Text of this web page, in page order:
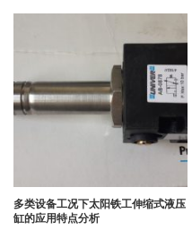
多类设备工况下太阳铁工伸缩式液压
缸的应用特点分析